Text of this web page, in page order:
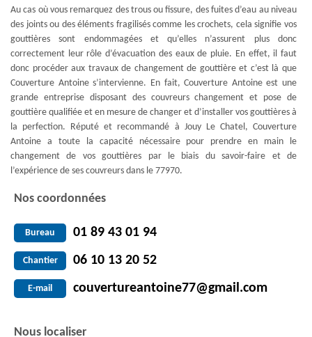
Au cas où vous remarquez des trous ou fissure, des fuites d’eau au niveau
des joints ou des éléments fragilisés comme les crochets, cela signifie vos
gouttières sont endommagées et qu’elles n’assurent plus donc
correctement leur rôle d’évacuation des eaux de pluie. En effet, il faut
donc procéder aux travaux de changement de gouttière et c’est là que
Couverture Antoine s’intervienne. En fait, Couverture Antoine est une
grande entreprise disposant des couvreurs changement et pose de
gouttière qualifiée et en mesure de changer et d’installer vos gouttières à
la perfection. Réputé et recommandé à Jouy Le Chatel, Couverture
Antoine a toute la capacité nécessaire pour prendre en main le
changement de vos gouttières par le biais du savoir-faire et de
l’expérience de ses couvreurs dans le 77970.
Nos coordonnées
Bureau 01 89 43 01 94
Chantier 06 10 13 20 52
E-mail couvertureantoine77@gmail.com
Nous localiser